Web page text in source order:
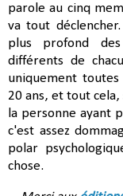
parole au cinq
va tout
plus profond
différents de
uniquement
20 ans, et tout
la personne ayant
c'est assez
polar
chose.